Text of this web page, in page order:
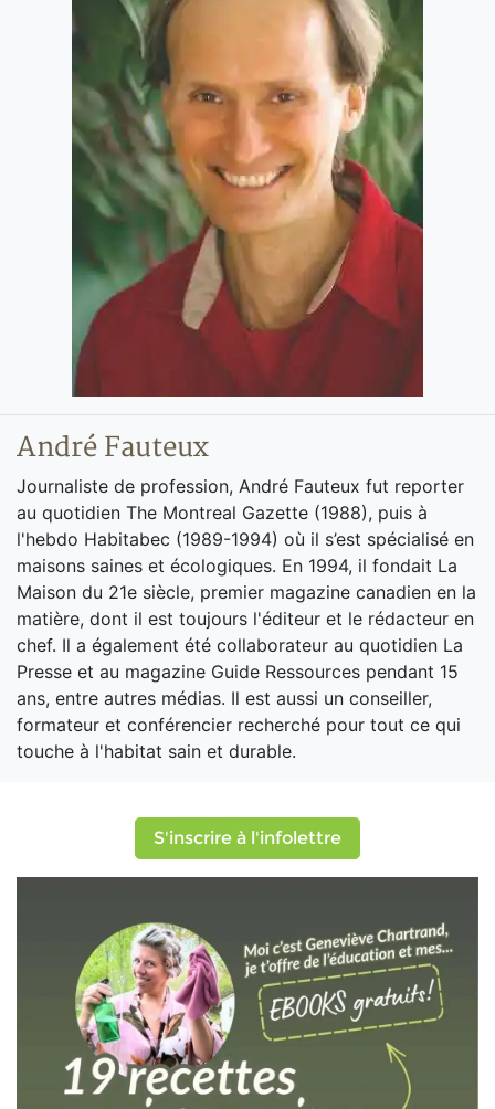
André Fauteux
Journaliste de profession, André Fauteux fut reporter
au quotidien The Montreal Gazette (1988), puis à
l'hebdo Habitabec (1989-1994) où il s’est spécialisé en
maisons saines et écologiques. En 1994, il fondait La
Maison du 21e siècle, premier magazine canadien en la
matière, dont il est toujours l'éditeur et le rédacteur en
chef. Il a également été collaborateur au quotidien La
Presse et au magazine Guide Ressources pendant 15
ans, entre autres médias. Il est aussi un conseiller,
formateur et conférencier recherché pour tout ce qui
touche à l'habitat sain et durable.
S'inscrire à l'infolettre